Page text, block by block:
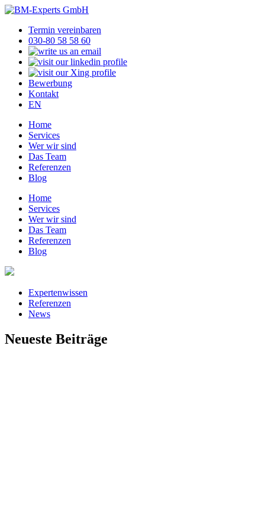
Termin vereinbaren
030-80 58 58 60
Bewerbung
Kontakt
EN
Home
Services
Wer wir sind
Das Team
Referenzen
Blog
Home
Services
Wer wir sind
Das Team
Referenzen
Blog
Expertenwissen
Referenzen
News
Neueste Beiträge